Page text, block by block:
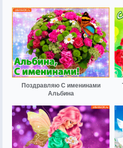
Поздравляю С именинами
Альбина